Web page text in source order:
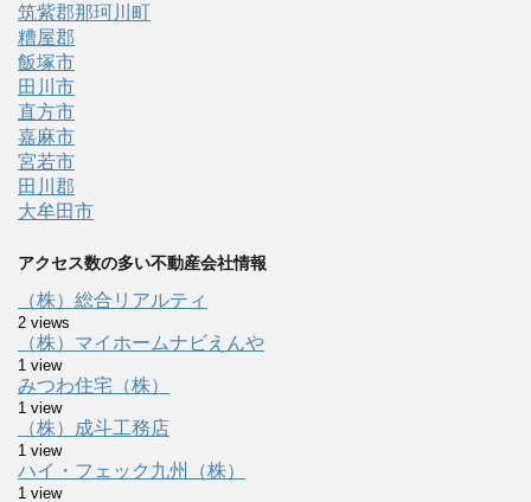
筑紫郡那珂川町
糟屋郡
飯塚市
田川市
直方市
嘉麻市
宮若市
田川郡
大牟田市
アクセス数の多い不動産会社情報
（株）総合リアルティ
2 views
（株）マイホームナビえんや
1 view
みつわ住宅（株）
1 view
（株）成斗工務店
1 view
ハイ・フェック九州（株）
1 view